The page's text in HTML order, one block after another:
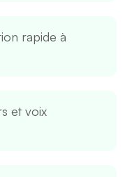
rapide à
et voix